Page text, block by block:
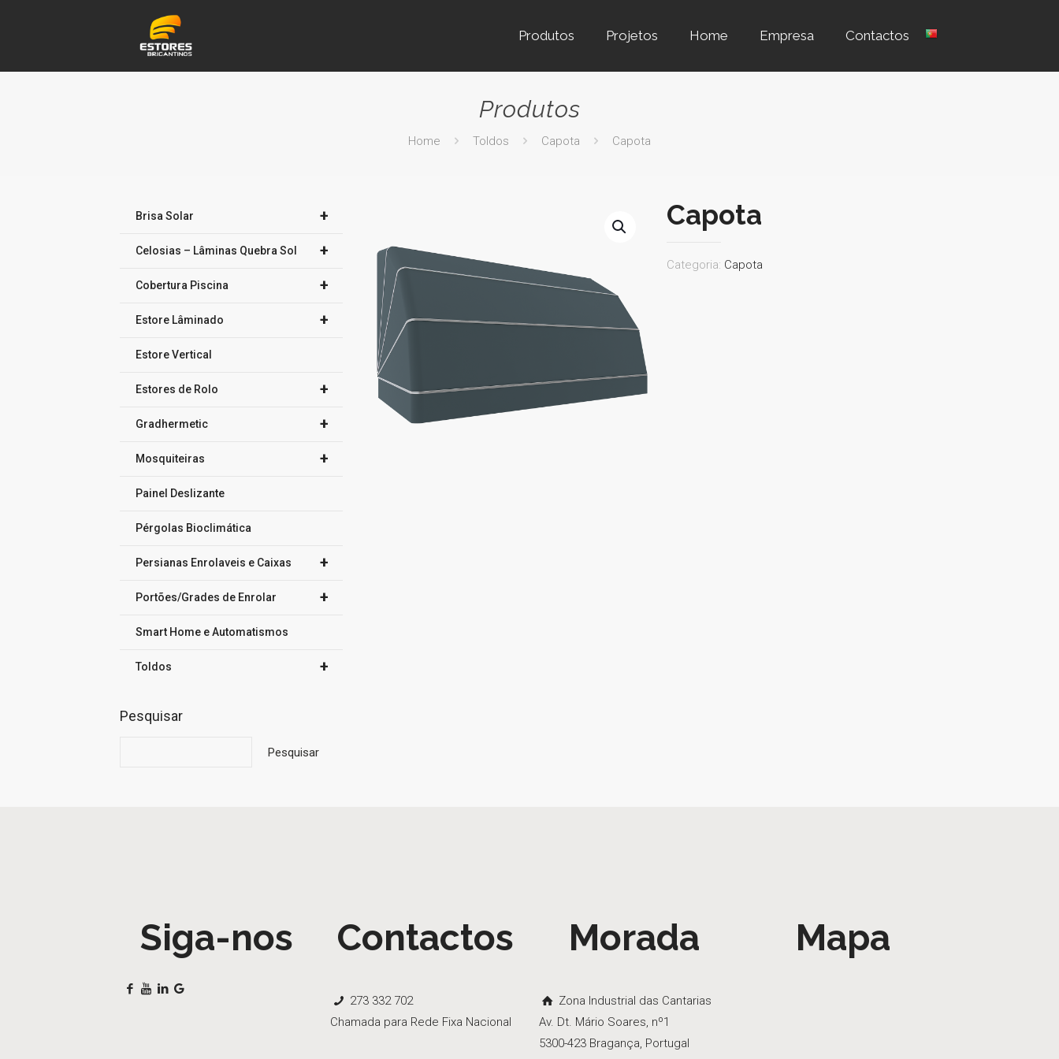
Produtos Projetos Home Empresa Contactos
Produtos
Home Toldos Capota Capota
Capota
Categoria: Capota
+
Brisa Solar
+
Celosias – Lâminas Quebra Sol
+
Cobertura Piscina
+
Estore Lâminado
Estore Vertical
+
Estores de Rolo
+
Gradhermetic
+
Mosquiteiras
Painel Deslizante
Pérgolas Bioclimática
+
Persianas Enrolaveis e Caixas
+
Portões/Grades de Enrolar
Smart Home e Automatismos
+
Toldos
Pesquisar
Pesquisar
Siga-nos Contactos
273 332 702
Chamada para Rede Fixa Nacional
Morada
Zona Industrial das Cantarias
Av. Dt. Mário Soares, nº1
5300-423 Bragança, Portugal
Mapa